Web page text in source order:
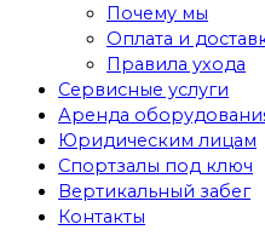
Почему мы
Оплата и
Правила ухода
Сервисные услуги
Аренда
Юридическим лицам
Спортзалы под ключ
Вертикальный забег
Контакты